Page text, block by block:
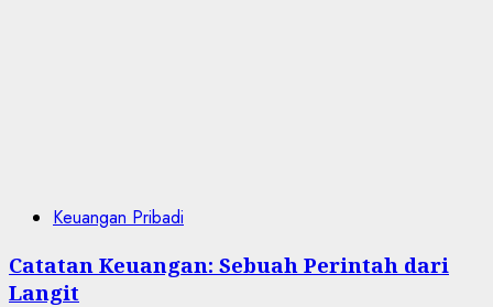
Keuangan Pribadi
Catatan Keuangan: Sebuah Perintah dari
Langit